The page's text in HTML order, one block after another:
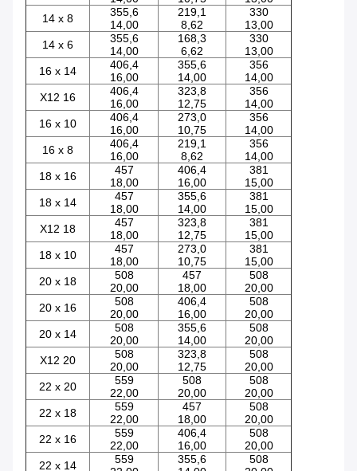
14 x 8
355,6
14,00
219,1
8,62
330
13,00
14 x 6
355,6
14,00
168,3
6,62
330
13,00
16 x 14
406,4
16,00
355,6
14,00
356
14,00
X12 16
406,4
16,00
323,8
12,75
356
14,00
16 x 10
406,4
16,00
273,0
10,75
356
14,00
16 x 8
406,4
16,00
219,1
8,62
356
14,00
18 x 16
457
18,00
406,4
16,00
381
15,00
18 x 14
457
18,00
355,6
14,00
381
15,00
X12 18
457
18,00
323,8
12,75
381
15,00
18 x 10
457
18,00
273,0
10,75
381
15,00
20 x 18
508
20,00
457
18,00
508
20,00
20 x 16
508
20,00
406,4
16,00
508
20,00
20 x 14
508
20,00
355,6
14,00
508
20,00
X12 20
508
20,00
323,8
12,75
508
20,00
22 x 20
559
22,00
508
20,00
508
20,00
22 x 18
559
22,00
457
18,00
508
20,00
22 x 16
559
22,00
406,4
16,00
508
20,00
22 x 14
559
355,6
508